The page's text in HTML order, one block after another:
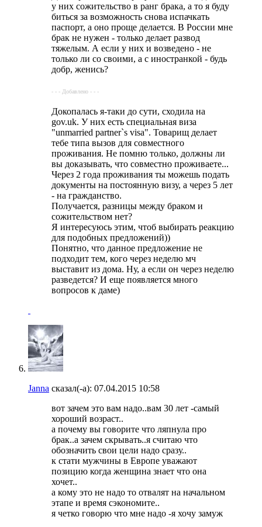
у них сожительство в ранг брака, а то я буду
биться за возможность снова испачкать
паспорт, а оно проще делается. В России мне
брак не нужен - только делает развод
тяжелым. А если у них и возведено - не
только ли со своими, а с иностранкой - будь
добр, женись?
- - - Добавлено - - -
Докопалась я-таки до сути, сходила на
gov.uk. У них есть специальная виза
"unmarried partner`s visa". Товарищ делает
тебе типа вызов для совместного
проживания. Не помню только, должны ли
вы доказывать, что совместно проживаете...
Через 2 года проживания ты можешь подать
документы на постоянную визу, а через 5 лет
- на гражданство.
Получается, разницы между браком и
сожительством нет?
Я интересуюсь этим, чтоб выбирать реакцию
для подобных предложений))
Понятно, что данное предложение не
подходит тем, кого через неделю мч
выставит из дома. Ну, а если он через неделю
разведется? И еще появляется много
вопросов к даме)
Janna сказал(-а): 07.04.2015 10:58
вот зачем это вам надо..вам 30 лет -самый
хороший возраст..
а почему вы говорите что ляпнула про
брак..а зачем скрывать..я считаю что
обозначить свои цели надо сразу..
к стати мужчины в Европе уважают
позицию когда женщина знает что она
хочет..
а кому это не надо то отвалят на начальном
этапе и время сэкономите..
я четко говорю что мне надо -я хочу замуж